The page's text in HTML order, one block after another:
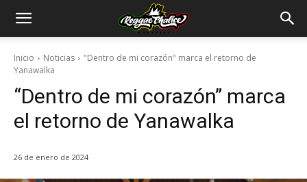
Inicio Noticias
"Dentro de mi corazón" marca el retorno de
Yanawalka
“Dentro de mi corazón” marca
el retorno de Yanawalka
26 de enero de 2024